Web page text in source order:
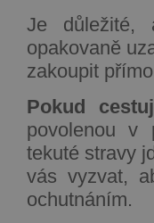
Je důležité,
opakovaně
zakoupit
Pokud
povolenou v
tekuté stravy
vás vyzvat,
ochutnáním.